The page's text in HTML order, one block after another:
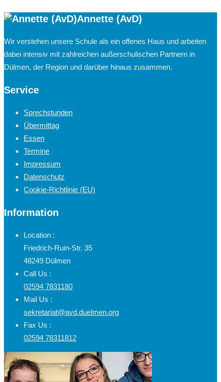
Annette (AvD)
Wir verstehen unsere Schule als ein offenes Haus und arbeiten
dabei intensiv mit zahlreichen außerschulischen Partnern in
Dülmen, der Region und darüber hinaus zusammen.
Service
Sprechstunden
Übermittag
Essen
Termine
Impressum
Datenschutz
Cookie-Richtlinie (EU)
Information
Location :
Friedrich-Ruin-Str. 35
48249 Dülmen
Call Us :
02594 7831180
Mail Us :
sekretariat@avd.duelmen.org
Fax Us :
02594 78311812